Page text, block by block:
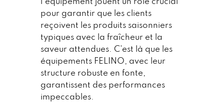
pour garantir que les clients
reçoivent les produits saisonniers
typiques avec la fraîcheur et la
saveur attendues. C'est là que les
équipements FELINO, avec leur
structure robuste en fonte,
garantissent des performances
impeccables.